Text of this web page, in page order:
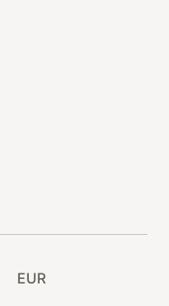
EUR